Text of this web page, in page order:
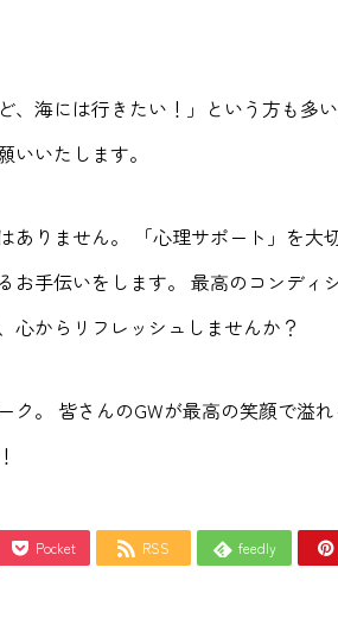
、海には行きたい！」という方も多
いたします。
ありません。 「心理サポート」を大
お手伝いをします。 最高のコンディ
心からリフレッシュしませんか？
ク。 皆さんのGWが最高の笑顔で溢
 Pocket  RSS  feedly 